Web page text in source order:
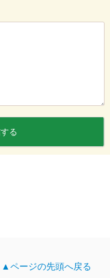
▲ページの先頭へ戻る